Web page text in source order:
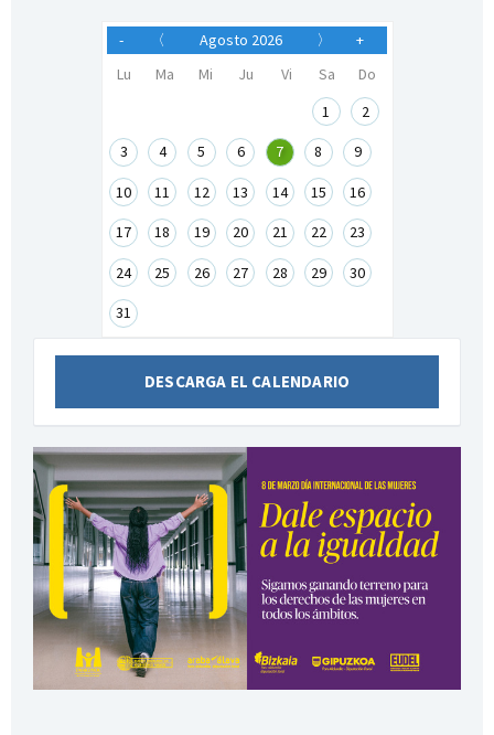
- 〈 Agosto 2026 〉
+
Lu
Ma Mi Ju Vi Sa
Do
1
2
3 4 5 6 7 8 9
10 11 12 13 14 15 16
17 18 19 20 21 22 23
24 25 26 27 28 29 30
31
DESCARGA EL CALENDARIO